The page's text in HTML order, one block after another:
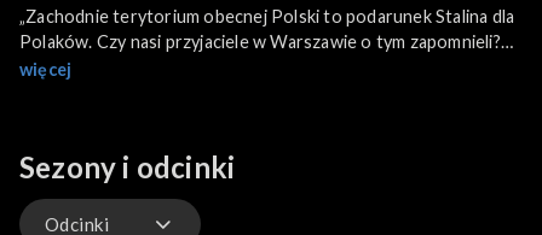
„Zachodnie terytorium obecnej Polski to podarunek Stalina dla
Polaków. Czy nasi przyjaciele w Warszawie o tym zapomnieli?
My przypomnimy” – zagroził Władimir Putin w lipcu bieżącego
Polski i Rosji wydobywa z tych wypowiedzi historyk – prof.
Andrzej Nowak, w najnowszej książce pt. „Powrót Imperium
Zła”. Gośćmi Jakuba Moroza i Krzysztofa Kłopotowskiego są dr
więcej
Sezony i odcinki
Odcinki